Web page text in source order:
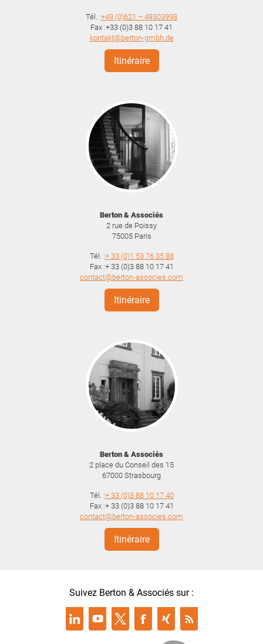
Tél. :+49 (0)621 – 49303998
Fax :+33 (0)3 88 10 17 41
kontakt@berton-gmbh.de
Itinéraire
Berton & Associés
2 rue de Poissy
75005 Paris
Tél. :+ 33 (0)1 53 76 35 88
Fax :+ 33 (0)3 88 10 17 41
contact@berton-associes.com
Itinéraire
Berton & Associés
2 place du Conseil des 15
67000 Strasbourg
Tél. :+ 33 (0)3 88 10 17 40
Fax :+ 33 (0)3 88 10 17 41
contact@berton-associes.com
Itinéraire
Suivez Berton & Associés sur :